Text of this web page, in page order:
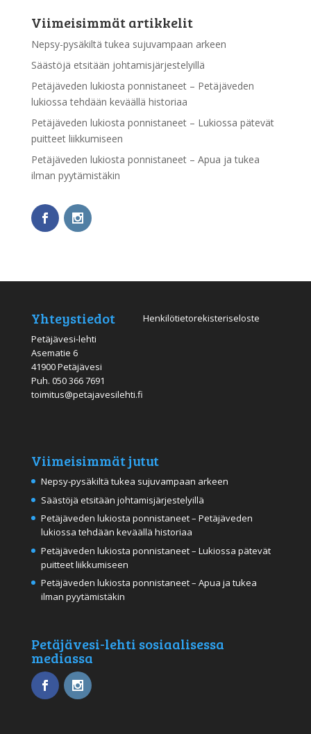
Viimeisimmät artikkelit
Nepsy-pysäkiltä tukea sujuvampaan arkeen
Säästöjä etsitään johtamisjärjestelyillä
Petäjäveden lukiosta ponnistaneet – Petäjäveden
lukiossa tehdään keväällä historiaa
Petäjäveden lukiosta ponnistaneet – Lukiossa pätevät
puitteet liikkumiseen
Petäjäveden lukiosta ponnistaneet – Apua ja tukea
ilman pyytämistäkin
Yhteystiedot
Petäjävesi-lehti
Asematie 6
41900 Petäjävesi
Puh. 050 366 7691
toimitus@petajavesilehti.fi
Henkilötietorekisteriseloste
Viimeisimmät jutut
Nepsy-pysäkiltä tukea sujuvampaan arkeen
Säästöjä etsitään johtamisjärjestelyillä
Petäjäveden lukiosta ponnistaneet – Petäjäveden
lukiossa tehdään keväällä historiaa
Petäjäveden lukiosta ponnistaneet – Lukiossa pätevät
puitteet liikkumiseen
Petäjäveden lukiosta ponnistaneet – Apua ja tukea
ilman pyytämistäkin
Petäjävesi-lehti sosiaalisessa
mediassa